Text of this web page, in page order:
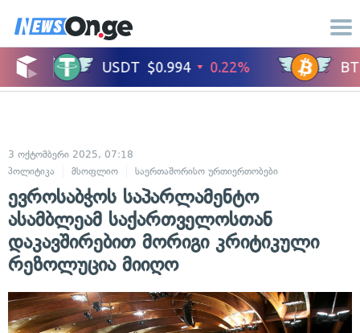
3 ოქტომბერი 2025, 07:18
პოლიტიკა
მსოფლიო საერთაშორისო ურთიერთობები
ევროსაბჭოს საპარლამენტო
ასამბლეამ საქართველოსთან
დაკავშირებით მორიგი კრიტიკული
რეზოლუცია მიიღო